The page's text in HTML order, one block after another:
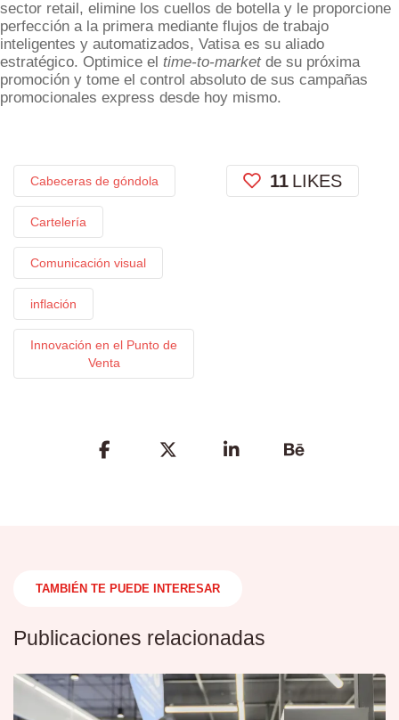
sector retail, elimine los cuellos de botella y le proporcione
perfección a la primera mediante flujos de trabajo
inteligentes y automatizados, Vatisa es su aliado
estratégico. Optimice el time-to-marketde su próxima
promoción y tome el control absoluto de sus campañas
promocionales express desde hoy mismo.
Cabeceras de góndola
Cartelería
Comunicación visual
inflación
Innovación en el Punto de
Venta
11 LIKES
Share
TAMBIÉN TE PUEDE INTERESAR
Publicaciones relacionadas